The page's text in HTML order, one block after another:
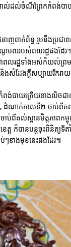
ពាល់ដល់ចំណីព្រែកកំពង់បា
ាញពាក់ព័ន្ធ រួមនឹងប្រជា
របស់ពលរដ្ឋផងដែរ។
លរដ្ឋទាំងអស់ក៏យល់ព្រ
ងសំដែងក្តីសប្បាយរីករា
ែកកំពង់បាយត្រើយខាងលិ
ដំណាក់កាលទី២ ចាប់ពី
ពីគល់ស្ពានមិត្តភាពកម្ពុ
ត ក៏បានបន្តចុះពិនិត្យទី
ៗខាងមុខនេះផងដែរ៕